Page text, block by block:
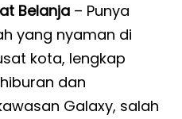
Belanja – Punya
yang nyaman di
kota, lengkap
dan
Galaxy, salah